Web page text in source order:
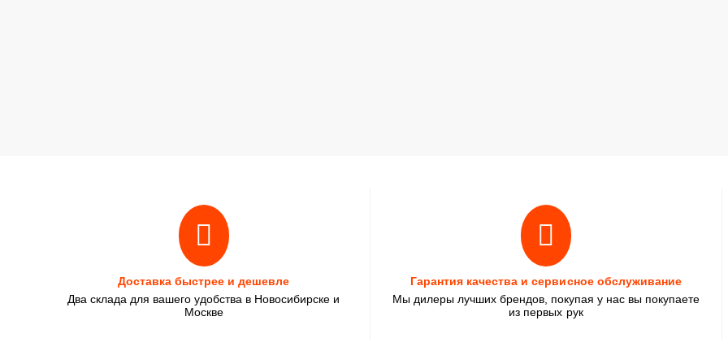
Доставка быстрее и дешевле
Два склада для вашего удобства в Новосибирске и
Москве
Гарантия качества и сервисное обслуживание
Мы дилеры лучших брендов, покупая у нас вы покупаете
из первых рук